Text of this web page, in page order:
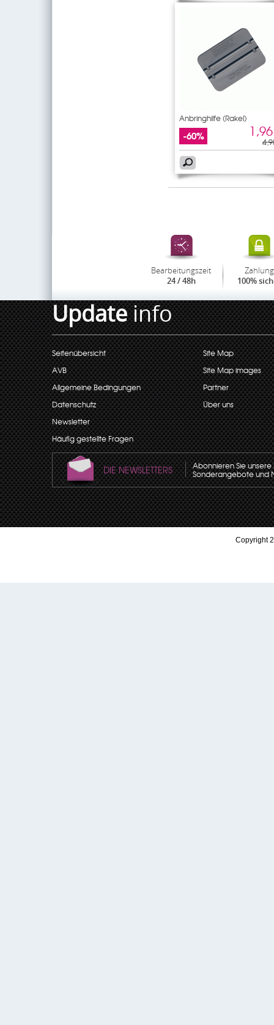
Anbringhilfe (Rakel)
-60%
Bearbeitungszeit
24 / 48h
Zahlung
100%
Updateinfo
Seitenübersicht
AVB
Allgemeine Bedingungen
Datenschutz
Newsletter
Häufig gestellte Fragen
Site Map
Site Map images
Partner
Über uns
DIE NEWSLETTERS Abonnieren Sie
Sonderangebote und
Copyright